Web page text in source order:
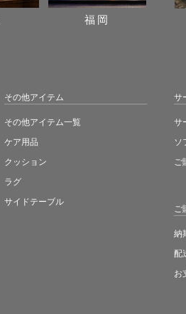
福岡
その他アイテム
その他アイテム一覧
ケア用品
クッション
ラグ
サイドテーブル
サ
サ
ソ
ご
ご
納
配
お